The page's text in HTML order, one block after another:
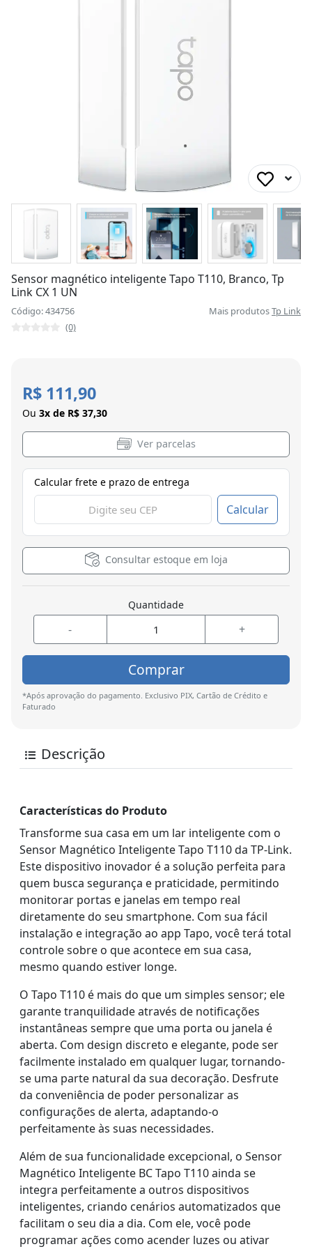
Sensor magnético inteligente Tapo T110, Branco, Tp
Link CX 1 UN
Código: 434756 Mais produtosTp Link
(0)
R$ 111,90
Ou 3x de R$ 37,30
Ver parcelas
Calcular frete e prazo de entrega
Calcular
Consultar estoque em loja
Quantidade
- +
Comprar
*Após aprovação do pagamento. Exclusivo PIX, Cartão de Crédito e
Faturado
Descrição
Características do Produto
Transforme sua casa em um lar inteligente com o
Sensor Magnético Inteligente Tapo T110 da TP-Link.
Este dispositivo inovador é a solução perfeita para
quem busca segurança e praticidade, permitindo
monitorar portas e janelas em tempo real
diretamente do seu smartphone. Com sua fácil
instalação e integração ao app Tapo, você terá total
controle sobre o que acontece em sua casa,
mesmo quando estiver longe.
O Tapo T110 é mais do que um simples sensor; ele
garante tranquilidade através de notificações
instantâneas sempre que uma porta ou janela é
aberta. Com design discreto e elegante, pode ser
facilmente instalado em qualquer lugar, tornando-
se uma parte natural da sua decoração. Desfrute
da conveniência de poder personalizar as
configurações de alerta, adaptando-o
perfeitamente às suas necessidades.
Além de sua funcionalidade excepcional, o Sensor
Magnético Inteligente BC Tapo T110 ainda se
integra perfeitamente a outros dispositivos
inteligentes, criando cenários automatizados que
facilitam o seu dia a dia. Com ele, você pode
programar ações como acender luzes ou ativar